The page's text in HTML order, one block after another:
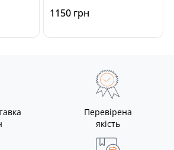
автомобілів
1150 грн
Перевірена
якість